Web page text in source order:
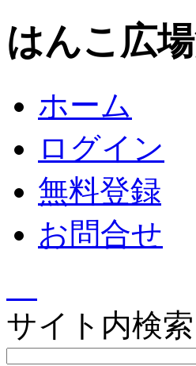
はんこ広
ホーム
ログイン
無料登録
お問合せ
サイト内検索